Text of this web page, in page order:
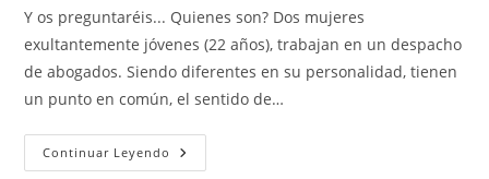
entrada:
entrada:
Y os preguntaréis... Quienes son? Dos mujeres
exultantemente jóvenes (22 años), trabajan en un despacho
de abogados. Siendo diferentes en su personalidad, tienen
un punto en común, el sentido de…
Continuar Leyendo SARA
Y